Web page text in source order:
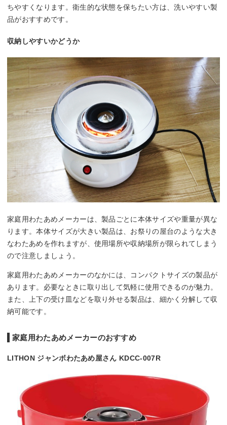
ちやすくなります。衛生的な状態を保ちたい方は、洗いやすい製
品がおすすめです。
収納しやすいかどうか
家庭用わたあめメーカーは、製品ごとに本体サイズや重量が異な
ります。本体サイズが大きい製品は、お祭りの屋台のような大き
なわたあめを作れますが、使用場所や収納場所が限られてしまう
ので注意しましょう。
家庭用わたあめメーカーのなかには、コンパクトサイズの製品が
あります。必要なときに取り出して気軽に使用できるのが魅力。
また、上下の受け皿などを取り外せる製品は、細かく分解して収
納可能です。
家庭用わたあめメーカーのおすすめ
LITHON ジャンボわたあめ屋さん KDCC-007R